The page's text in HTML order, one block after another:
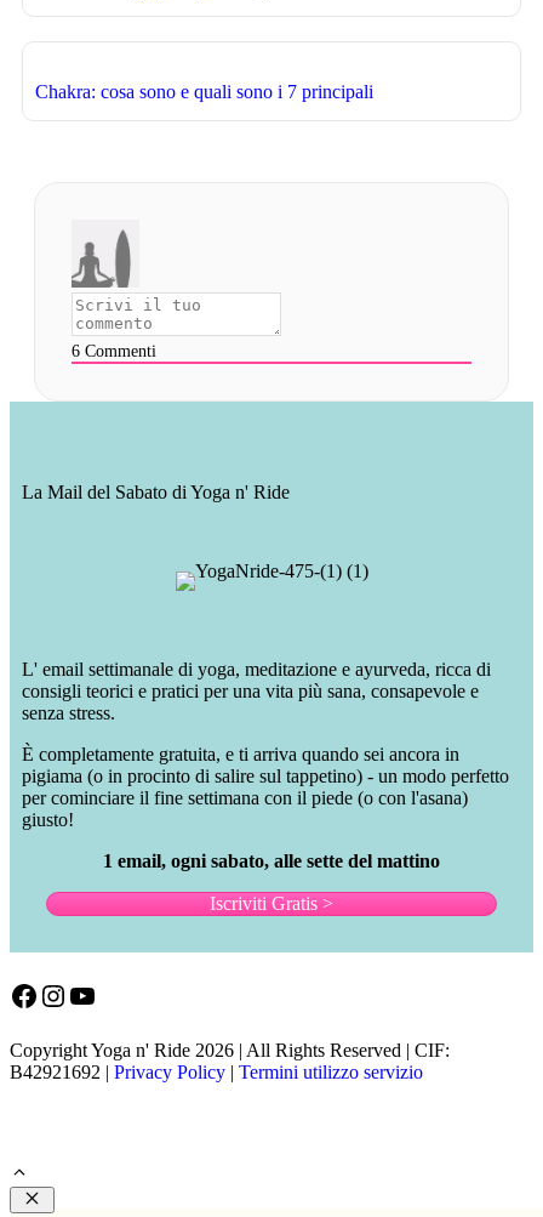
Chakra: cosa sono e quali sono i 7 principali
6 Commenti
La Mail del Sabato di Yoga n' Ride
L' email settimanale di yoga, meditazione e ayurveda, ricca di
consigli teorici e pratici per una vita più sana, consapevole e
senza stress.
È completamente gratuita, e ti arriva quando sei ancora in
pigiama (o in procinto di salire sul tappetino) - un modo perfetto
per cominciare il fine settimana con il piede (o con l'asana)
giusto!
1 email, ogni sabato, alle sette del mattino
Iscriviti Gratis >
Facebook
Instagram
YouTube
Copyright Yoga n' Ride 2026 | All Rights Reserved | CIF:
B42921692 | Privacy Policy | Termini utilizzo servizio